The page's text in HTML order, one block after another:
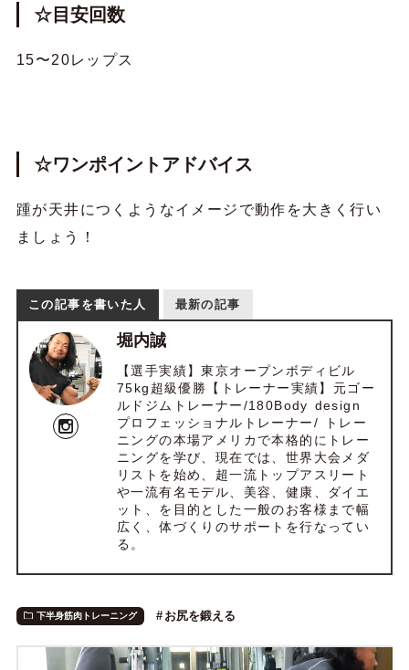
☆目安回数
15〜20レップス
☆ワンポイントアドバイス
踵が天井につくようなイメージで動作を大きく行い
ましょう！
この記事を書いた人 最新の記事
堀内誠
【選手実績】東京オープンボディビル
75kg超級優勝【トレーナー実績】元ゴー
ルドジムトレーナー/180Body design
プロフェッショナルトレーナー/ トレー
ニングの本場アメリカで本格的にトレー
ニングを学び、現在では、世界大会メダ
リストを始め、超一流トップアスリート
や一流有名モデル、美容、健康、ダイエ
ット、を目的とした一般のお客様まで幅
広く、体づくりのサポートを行なってい
る。
下半身筋肉トレーニング お尻を鍛える